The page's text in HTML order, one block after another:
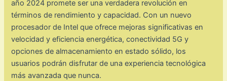
año 2024 promete ser una verdadera revolución en
términos de rendimiento y capacidad. Con un nuevo
procesador de Intel que ofrece mejoras significativas en
velocidad y eficiencia energética, conectividad 5G y
opciones de almacenamiento en estado sólido, los
usuarios podrán disfrutar de una experiencia tecnológica
más avanzada que nunca.